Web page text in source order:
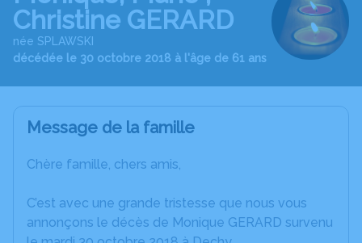
Christine GERARD
née SPLAWSKI
décédée le 30 octobre 2018 à l'âge de 61 ans
Message de la famille
Chère famille, chers amis,
C’est avec une grande tristesse que nous vous
annonçons le décès de Monique GERARD survenu